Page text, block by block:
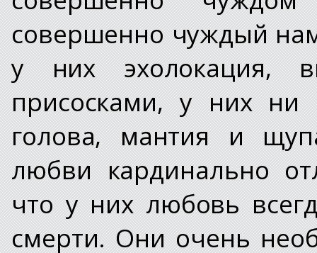
совершенно чуждый
у них эхолокация,
присосками, у них ни
голова, мантия и
любви кардинально
что у них любовь
смерти. Они очень